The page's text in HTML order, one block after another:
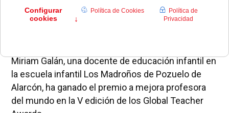
Miriam Galán, una docente de educación infantil en
la escuela infantil Los Madroños de Pozuelo de
Alarcón, ha ganado el premio a mejora profesora
del mundo en la V edición de los Global Teacher